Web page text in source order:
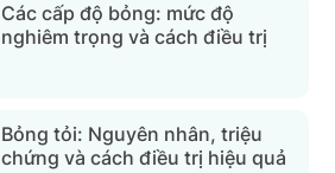
Các cấp độ bỏng: mức độ
nghiêm trọng và cách điều trị
Bỏng tỏi: Nguyên nhân, triệu
chứng và cách điều trị hiệu quả